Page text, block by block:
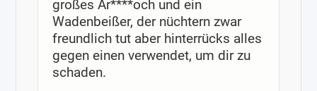
großes Ar****och und ein
Wadenbeißer, der nüchtern zwar
freundlich tut aber hinterrücks alles
gegen einen verwendet, um dir zu
schaden.